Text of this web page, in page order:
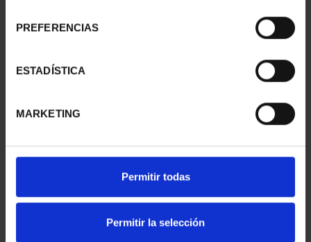
PREFERENCIAS
ESTADÍSTICA
MARKETING
Permitir todas
Permitir la selección
CIUDADES PATRIMONIO
SUSCRIPCIÓN
949,00 €
Sólo para usuarios